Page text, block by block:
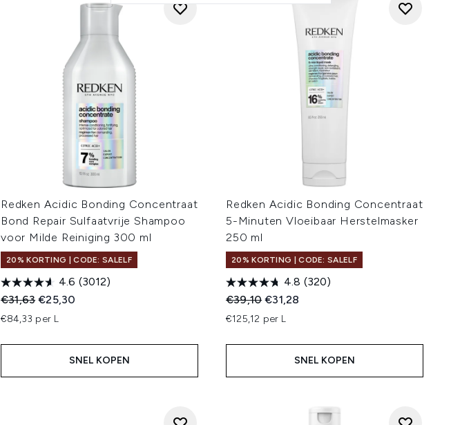
Redken Acidic Bonding Concentraat
Bond Repair Sulfaatvrije Shampoo
voor Milde Reiniging 300 ml
20% KORTING | CODE: SALELF
4.6 (3012)
Recommended Retail Price:
€31,63Huidige prijs:
€25,30
€84,33 per L
SNEL KOPEN
Redken Acidic Bonding Concentraat
5-Minuten Vloeibaar Herstelmasker
250 ml
20% KORTING | CODE: SALELF
4.8 (320)
Recommended Retail Price:
€39,10Huidige prijs:
€31,28
€125,12 per L
SNEL KOPEN